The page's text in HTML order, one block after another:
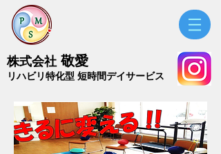
株式会社 敬愛
​リハビリ特化型 短時間デイサービス